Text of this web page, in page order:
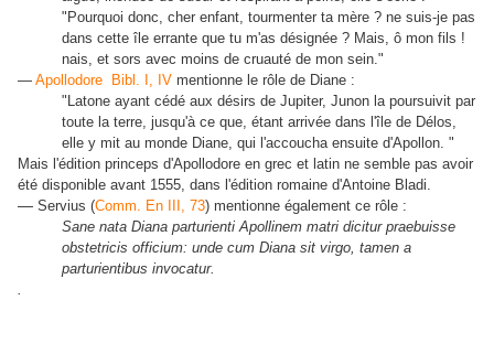
"Pourquoi donc, cher enfant, tourmenter ta mère ? ne suis-je pas
dans cette île errante que tu m'as désignée ? Mais, ô mon fils !
nais, et sors avec moins de cruauté de mon sein."
— Apollodore Bibl. I, IV mentionne le rôle de Diane :
"Latone ayant cédé aux désirs de Jupiter, Junon la poursuivit par
toute la terre, jusqu'à ce que, étant arrivée dans l'île de Délos,
elle y mit au monde Diane, qui l'accoucha ensuite d'Apollon. "
Mais l'édition princeps d'Apollodore en grec et latin ne semble pas avoir
été disponible avant 1555, dans l'édition romaine d'Antoine Bladi.
— Servius (Comm. En III, 73) mentionne également ce rôle :
Sane nata Diana parturienti Apollinem matri dicitur praebuisse
obstetricis officium: unde cum Diana sit virgo, tamen a
parturientibus invocatur.
.